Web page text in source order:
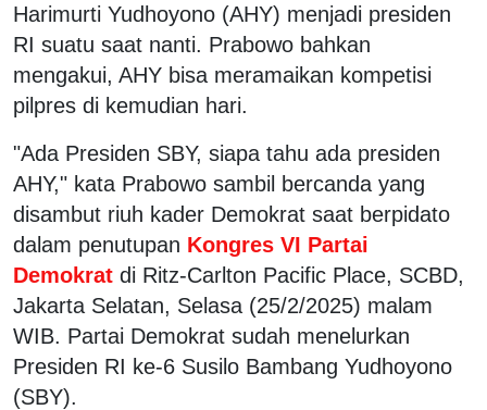
Harimurti Yudhoyono (AHY) menjadi presiden
RI suatu saat nanti. Prabowo bahkan
mengakui, AHY bisa meramaikan kompetisi
pilpres di kemudian hari.
"Ada Presiden SBY, siapa tahu ada presiden
AHY," kata Prabowo sambil bercanda yang
disambut riuh kader Demokrat saat berpidato
dalam penutupan Kongres VI Partai
Demokrat di Ritz-Carlton Pacific Place, SCBD,
Jakarta Selatan, Selasa (25/2/2025) malam
WIB. Partai Demokrat sudah menelurkan
Presiden RI ke-6 Susilo Bambang Yudhoyono
(SBY).